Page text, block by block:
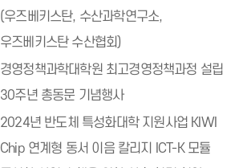
(우즈베키스탄, 수산과학연구소,
우즈베키스탄 수산협회)
경영정책과학대학원 최고경영정책과정 설립
30주년 총동문 기념행사
2024년 반도체 특성화대학 지원사업 KIWI
Chip 연계형 동서 이음 칼리지 ICT-K 모듈